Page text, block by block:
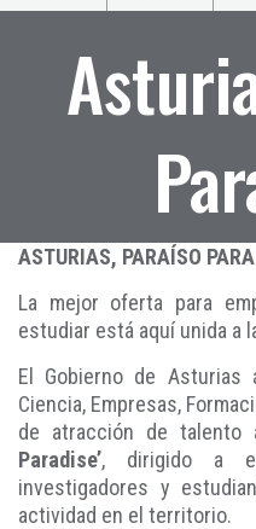
ASTURIAS, PARAÍSO
La mejor oferta para
estudiar está aquí unida a
El Gobierno de
Ciencia, Empresas,
de atracción de talento
Paradise’, dirigido a
investigadores y
actividad en el territorio.